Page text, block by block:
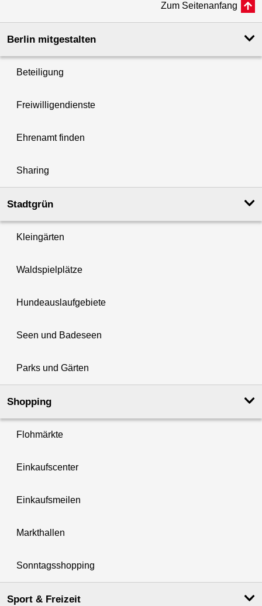
Zum Seitenanfang
Berlin mitgestalten
Beteiligung
Freiwilligendienste
Ehrenamt finden
Sharing
Stadtgrün
Kleingärten
Waldspielplätze
Hundeauslaufgebiete
Seen und Badeseen
Parks und Gärten
Shopping
Flohmärkte
Einkaufscenter
Einkaufsmeilen
Markthallen
Sonntagsshopping
Sport & Freizeit